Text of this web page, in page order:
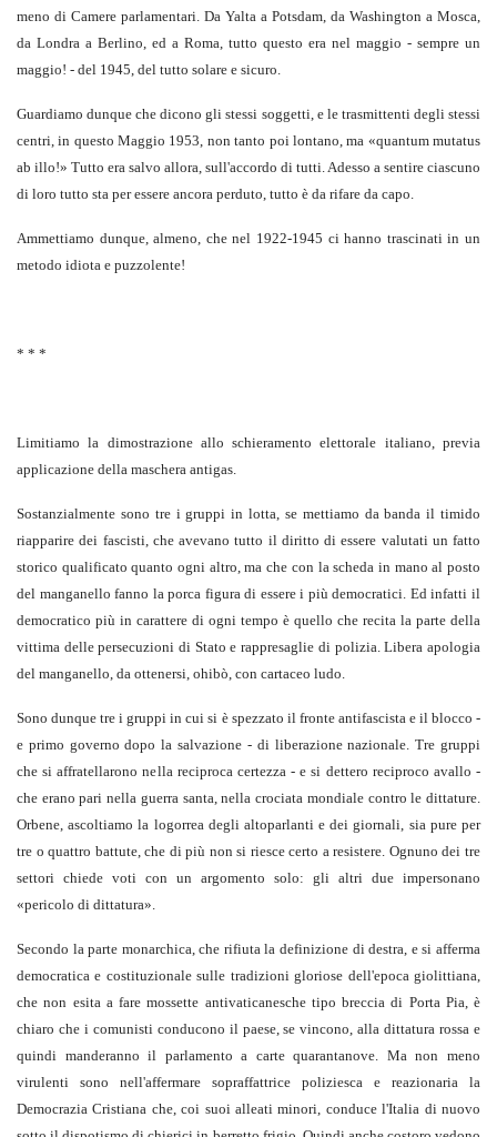
meno di Camere parlamentari. Da Yalta a Potsdam, da Washington a Mosca,
da Londra a Berlino, ed a Roma, tutto questo era nel maggio - sempre un
maggio! - del 1945, del tutto solare e sicuro.
Guardiamo dunque che dicono gli stessi soggetti, e le trasmittenti degli stessi
centri, in questo Maggio 1953, non tanto poi lontano, ma «quantum mutatus
ab illo!» Tutto era salvo allora, sull'accordo di tutti. Adesso a sentire ciascuno
di loro tutto sta per essere ancora perduto, tutto è da rifare da capo.
Ammettiamo dunque, almeno, che nel 1922-1945 ci hanno trascinati in un
metodo idiota e puzzolente!
* * *
Limitiamo la dimostrazione allo schieramento elettorale italiano, previa
applicazione della maschera antigas.
Sostanzialmente sono tre i gruppi in lotta, se mettiamo da banda il timido
riapparire dei fascisti, che avevano tutto il diritto di essere valutati un fatto
storico qualificato quanto ogni altro, ma che con la scheda in mano al posto
del manganello fanno la porca figura di essere i più democratici. Ed infatti il
democratico più in carattere di ogni tempo è quello che recita la parte della
vittima delle persecuzioni di Stato e rappresaglie di polizia. Libera apologia
del manganello, da ottenersi, ohibò, con cartaceo ludo.
Sono dunque tre i gruppi in cui si è spezzato il fronte antifascista e il blocco -
e primo governo dopo la salvazione - di liberazione nazionale. Tre gruppi
che si affratellarono nella reciproca certezza - e si dettero reciproco avallo -
che erano pari nella guerra santa, nella crociata mondiale contro le dittature.
Orbene, ascoltiamo la logorrea degli altoparlanti e dei giornali, sia pure per
tre o quattro battute, che di più non si riesce certo a resistere. Ognuno dei tre
settori chiede voti con un argomento solo: gli altri due impersonano
«pericolo di dittatura».
Secondo la parte monarchica, che rifiuta la definizione di destra, e si afferma
democratica e costituzionale sulle tradizioni gloriose dell'epoca giolittiana,
che non esita a fare mossette antivaticanesche tipo breccia di Porta Pia, è
chiaro che i comunisti conducono il paese, se vincono, alla dittatura rossa e
quindi manderanno il parlamento a carte quarantanove. Ma non meno
virulenti sono nell'affermare sopraffattrice poliziesca e reazionaria la
Democrazia Cristiana che, coi suoi alleati minori, conduce l'Italia di nuovo